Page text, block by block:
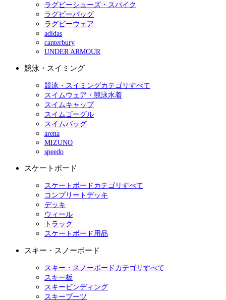
ラグビーシューズ・スパイク
ラグビーバッグ
ラグビーウェア
adidas
canterbury
UNDER ARMOUR
競泳・スイミング
競泳・スイミングカテゴリすべて
スイムウェア・競泳水着
スイムキャップ
スイムゴーグル
スイムバッグ
arena
MIZUNO
speedo
スケートボード
スケートボードカテゴリすべて
コンプリートデッキ
デッキ
ウィール
トラック
スケートボード用品
スキー・スノーボード
スキー・スノーボードカテゴリすべて
スキー板
スキービンディング
スキーブーツ